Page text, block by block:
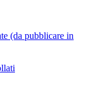
(da pubblicare in